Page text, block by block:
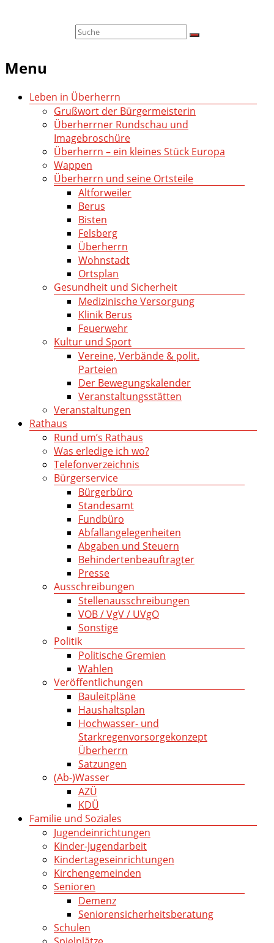
Menu
Leben in Überherrn
Grußwort der Bürgermeisterin
Überherrner Rundschau und
Imagebroschüre
Überherrn – ein kleines Stück Europa
Wappen
Überherrn und seine Ortsteile
Altforweiler
Berus
Bisten
Felsberg
Überherrn
Wohnstadt
Ortsplan
Gesundheit und Sicherheit
Medizinische Versorgung
Klinik Berus
Feuerwehr
Kultur und Sport
Vereine, Verbände & polit.
Parteien
Der Bewegungskalender
Veranstaltungsstätten
Veranstaltungen
Rathaus
Rund um’s Rathaus
Was erledige ich wo?
Telefonverzeichnis
Bürgerservice
Bürgerbüro
Standesamt
Fundbüro
Abfallangelegenheiten
Abgaben und Steuern
Behindertenbeauftragter
Presse
Ausschreibungen
Stellenausschreibungen
VOB / VgV / UVgO
Sonstige
Politik
Politische Gremien
Wahlen
Veröffentlichungen
Bauleitpläne
Haushaltsplan
Hochwasser- und
Starkregenvorsorgekonzept
Überherrn
Satzungen
(Ab-)Wasser
AZÜ
KDÜ
Familie und Soziales
Jugendeinrichtungen
Kinder-Jugendarbeit
Kindertageseinrichtungen
Kirchengemeinden
Senioren
Demenz
Seniorensicherheitsberatung
Schulen